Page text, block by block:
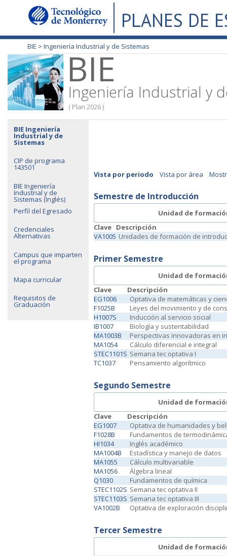
PLANES DE
BIE > Ingeniería Industrial y de Sistemas
BIE
Ingeniería Industrial y
( Plan 2026 )
BIE Ingeniería
Industrial y de
Sistemas
CIP de programa
143501
BIE Ingeniería
Industrial y de
Sistemas (Inglés)
Perfil del Egresado
Credenciales
Alternativas
Campus que imparten
el programa
Mapa curricular
Requisitos de
Graduación
Vista por periodo Vista por área
Semestre de Introducción
Unidad de
Clave Descripción
VA1005 Unidades de formación de
Primer Semestre
Unidad de
Clave
Descripción
EG1006
Optativa de matemáticas y
F1025B
Leyes del movimiento y de
H1007S
Inducción al servicio social
IB1007
Biología y sustentabilidad
MA1003B
Perspectivas innovadoras en
MA1054
Cálculo diferencial e integral
STEC1101S Semana tec optativa I
TC1037
Pensamiento algorítmico
Segundo Semestre
Unidad de
Clave
Descripción
EG1007
Optativa de humanidades y
F1028B
Fundamentos de
HI1034
Inglés académico
MA1004B
Estadística y manejo de datos
MA1055
Cálculo multivariable
MA1056
Álgebra lineal
Q1030
Fundamentos de química
STEC1102S Semana tec optativa II
STEC1103S Semana tec optativa III
VA1002B
Optativa de exploración
Tercer Semestre
Unidad de